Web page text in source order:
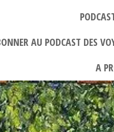
AU PODCAST DES
A